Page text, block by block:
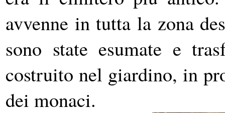
avvenne in tutta la zona
sono state esumate e
costruito nel giardino, in
dei monaci.